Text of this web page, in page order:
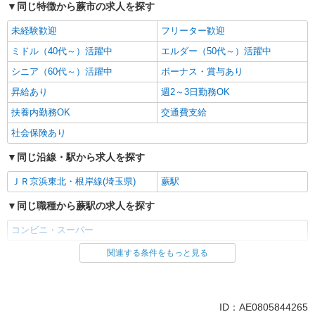
同じ特徴から蕨市の求人を探す
未経験歓迎
フリーター歓迎
ミドル（40代～）活躍中
エルダー（50代～）活躍中
シニア（60代～）活躍中
ボーナス・賞与あり
昇給あり
週2～3日勤務OK
扶養内勤務OK
交通費支給
社会保険あり
同じ沿線・駅から求人を探す
ＪＲ京浜東北・根岸線(埼玉県) 蕨駅
同じ職種から蕨駅の求人を探す
コンビニ・スーパー
同じ雇用形態から蕨駅の求人を探す
関連する条件をもっと見る
ID：AE0805844265